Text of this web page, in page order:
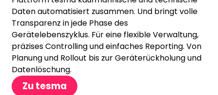
Daten automatisiert zusammen. Und bringt volle
Transparenz in jede Phase des
Gerätelebenszyklus. Für eine flexible Verwaltung,
präzises Controlling und einfaches Reporting. Von
Planung und Rollout bis zur Geräterückholung und
Datenlöschung.
Zu tesma